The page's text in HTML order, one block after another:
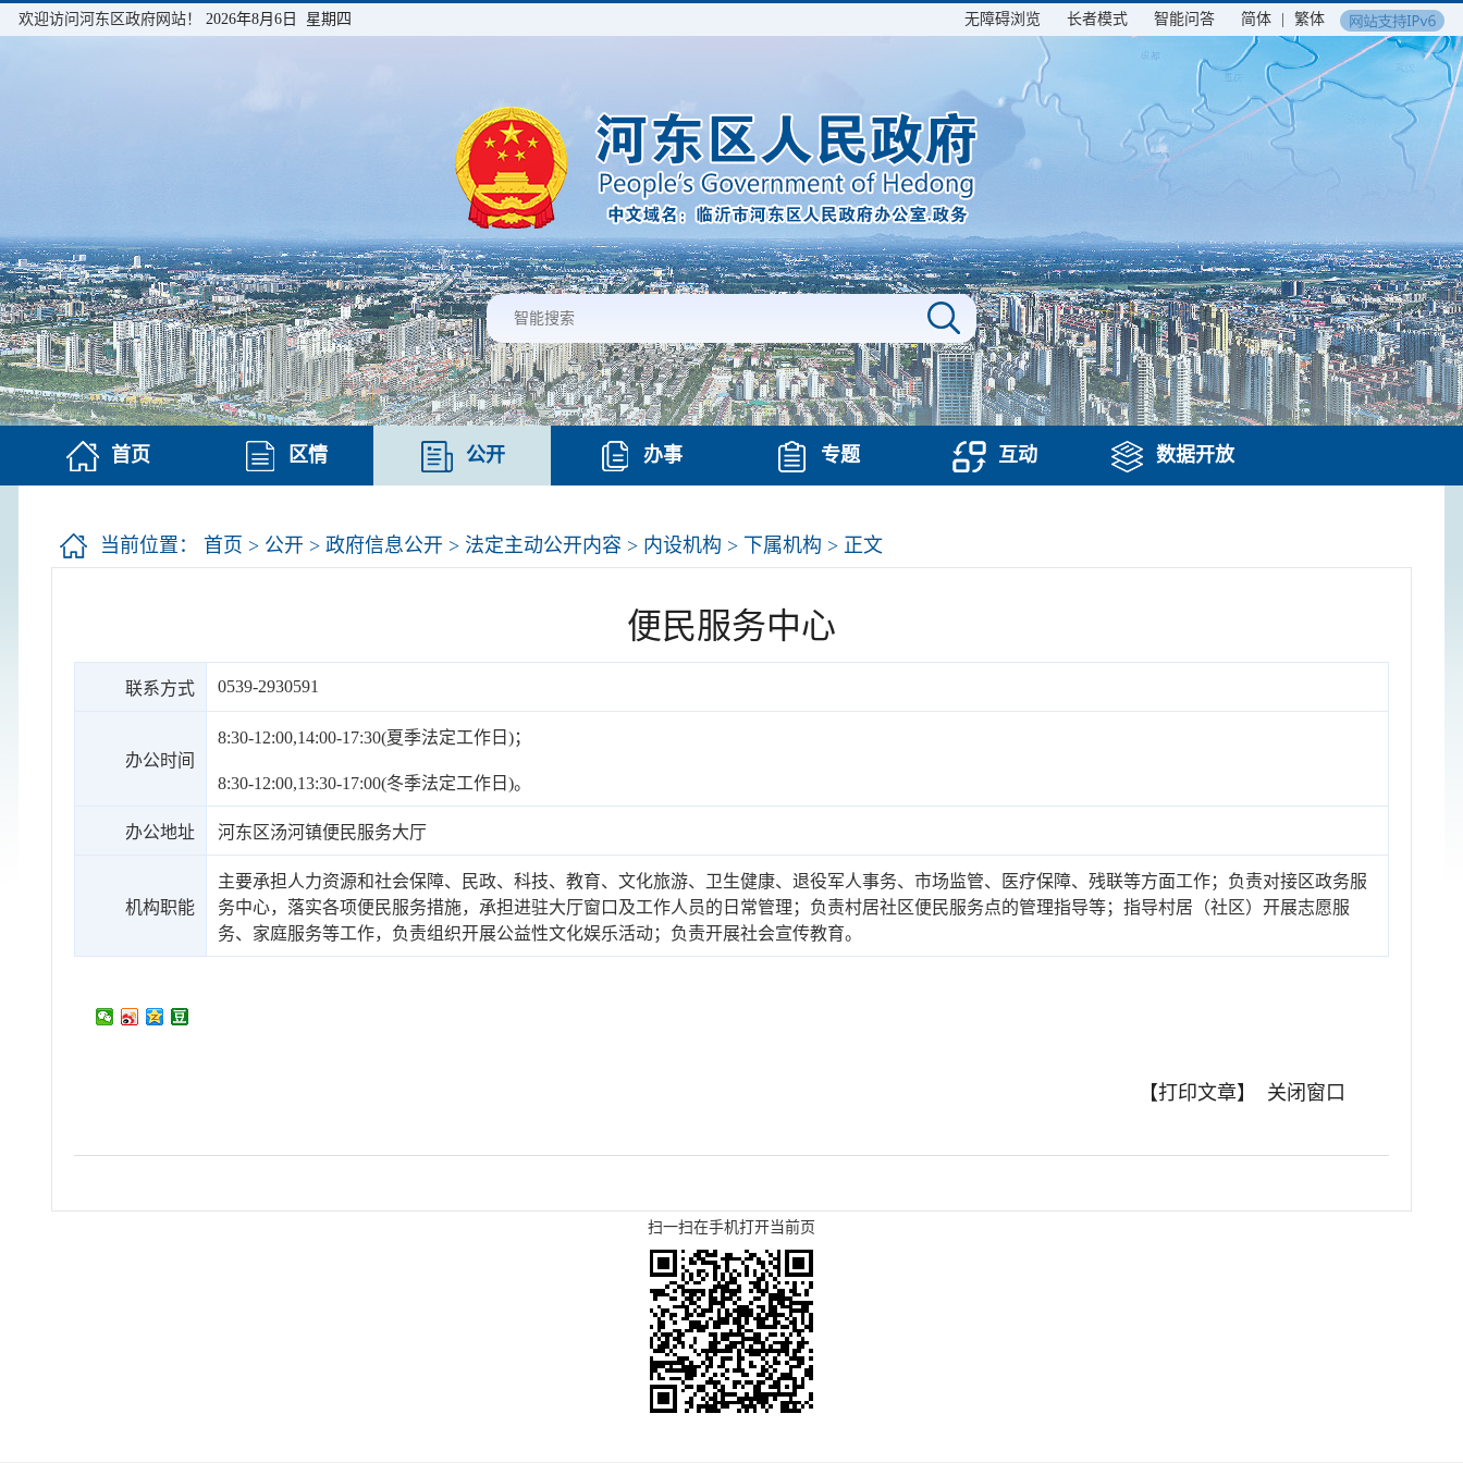
欢迎访问河东区政府网站！ 2026年8月6日 星期四 无障碍浏览 长者模式 智能问答 简体 繁体
首页 区情 公开 办事 专题 互动 数据开放
当前位置： 首页 > 公开 > 政府信息公开 > 法定主动公开内容 > 内设机构 > 下属机构 > 正文
便民服务中心
联系方式 0539-2930591
办公时间
8:30-12:00,14:00-17:30(夏季法定工作日)；
8:30-12:00,13:30-17:00(冬季法定工作日)。
办公地址 河东区汤河镇便民服务大厅
机构职能
主要承担人力资源和社会保障、民政、科技、教育、文化旅游、卫生健康、退役军人事务、市场监管、医疗保障、残联等方面工作；负责对接区政务服
务中心，落实各项便民服务措施，承担进驻大厅窗口及工作人员的日常管理；负责村居社区便民服务点的管理指导等；指导村居（社区）开展志愿服
务、家庭服务等工作，负责组织开展公益性文化娱乐活动；负责开展社会宣传教育。
【打印文章】 关闭窗口
扫一扫在手机打开当前页